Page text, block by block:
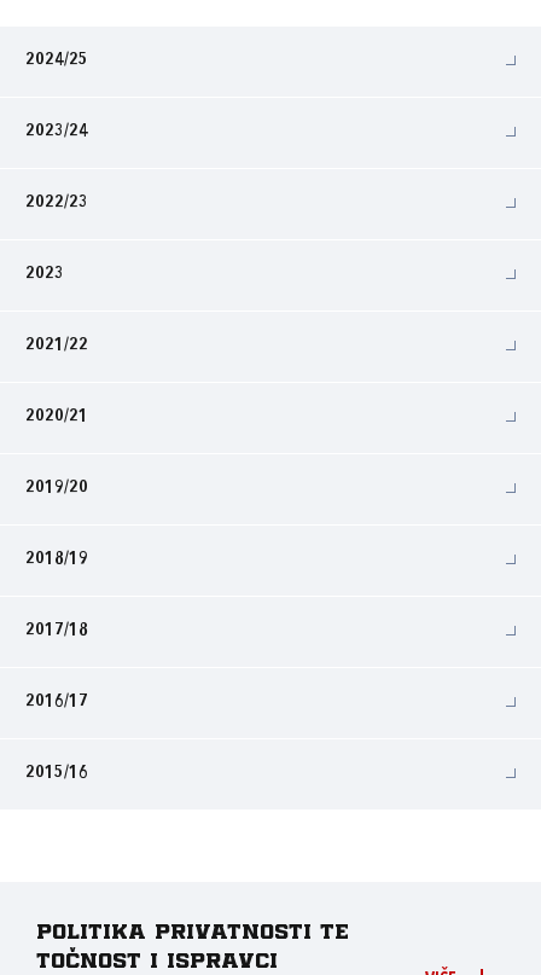
2024/25
2023/24
2022/23
2023
2021/22
2020/21
2019/20
2018/19
2017/18
2016/17
2015/16
Politika privatnosti te
točnost i ispravci